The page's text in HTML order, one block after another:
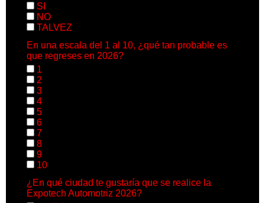
SI
NO
TALVEZ
En una escala del 1 al 10, ¿qué tan probable es
que regreses en 2026?
1
2
3
4
5
6
7
8
9
10
¿En qué ciudad te gustaría que se realice la
Expotech Automotriz 2026?